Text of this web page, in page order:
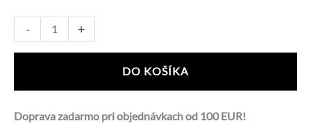
bola:
15,99 €.9,90 €.
-
množstvo
SPARTAN
siťkou
+
DO KOŠÍKA
Doprava zadarmo pri objednávkach od 100 EUR!